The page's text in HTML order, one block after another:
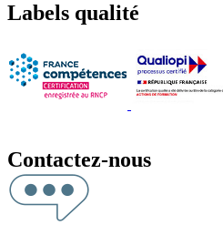
Labels qualité
Contactez-nous